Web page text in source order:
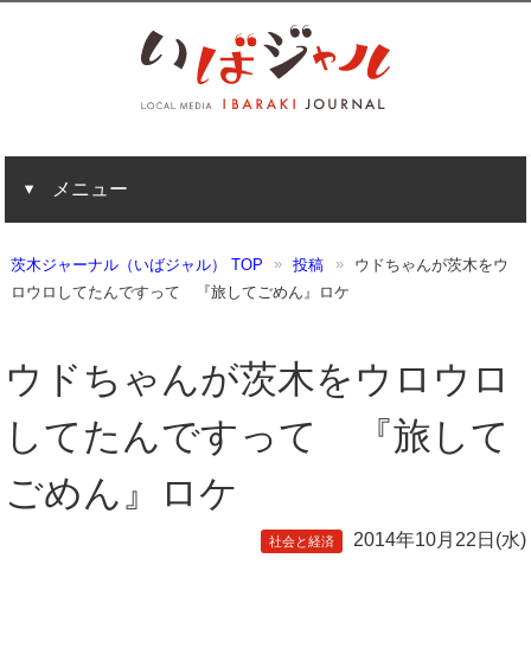
メニュー
茨木ジャーナル（いばジャル） TOP 投稿
ウドちゃんが茨木をウ
ロウロしてたんですって 『旅してごめん』ロケ
ウドちゃんが茨木をウロウロ
してたんですって 『旅して
ごめん』ロケ
社会と経済 2014年10月22日(水)